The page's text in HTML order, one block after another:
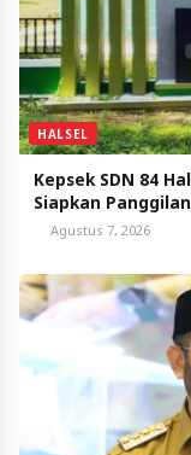
HALSEL
Kepsek SDN 84
Siapkan
Agustus 7, 2026